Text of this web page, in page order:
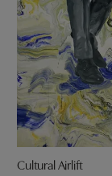
Cultural Airlift